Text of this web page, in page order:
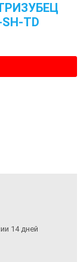
SH-TD
14 дней